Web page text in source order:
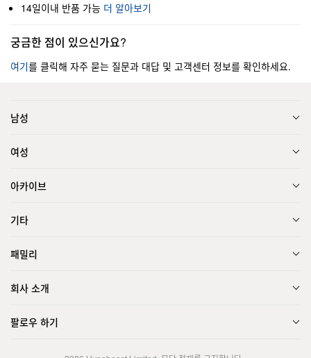
14일이내 반품 가능 더 알아보기
궁금한 점이 있으신가요?
여기를 클릭해 자주 묻는 질문과 대답 및 고객센터 정보를 확인하세요.
남성
여성
아카이브
기타
패밀리
회사 소개
팔로우 하기